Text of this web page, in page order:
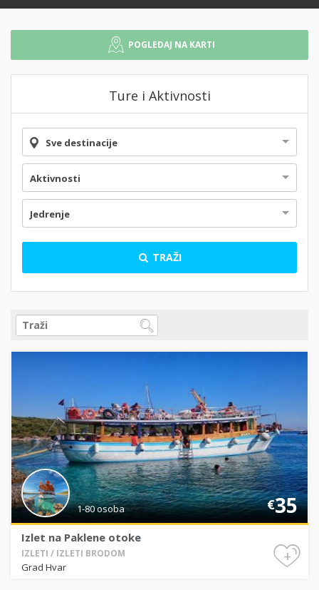
POGLEDAJ NA KARTI
Ture i Aktivnosti
Sve destinacije
Aktivnosti
Jedrenje
TRAŽI
1-80 osoba €35
Izlet na Paklene otoke
IZLETI / IZLETI BRODOM
Grad Hvar
+